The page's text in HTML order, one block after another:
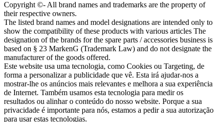
Copyright ©- All brand names and trademarks are the property of
their respective owners.
The listed brand names and model designations are intended only to
show the compatibility of these products with various articles The
designation of the brands for the spare parts / accessories business is
based on § 23 MarkenG (Trademark Law) and do not designate the
manufacturer of the goods offered.
Este website usa uma tecnologia, como Cookies ou Targeting, de
forma a personalizar a publicidade que vê. Esta irá ajudar-nos a
mostrar-lhe os anúncios mais relevantes e melhora a sua experiência
de Internet. Também usamos esta tecnologia para medir os
resultados ou alinhar o conteúdo do nosso website. Porque a sua
privacidade é importante para nós, estamos a pedir a sua autorização
para usar estas tecnologias.